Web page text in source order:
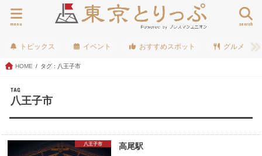
search
menu
トピックス イベント おすすめスポット グルメ
HOME タグ : 八王子市
TAG
八王子市
八王子市 高尾駅